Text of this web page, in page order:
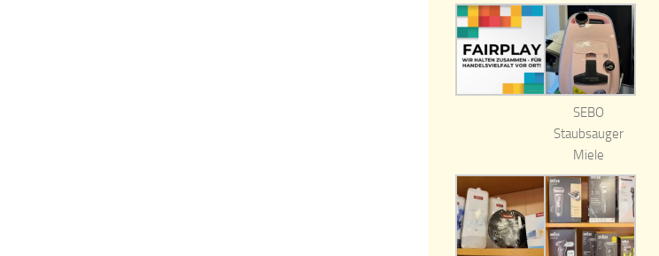
SEBO
Staubsauger
Miele